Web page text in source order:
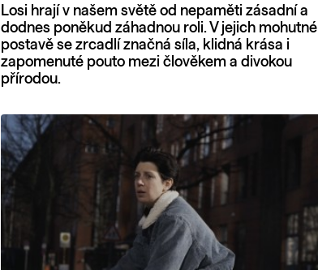
Losi hrají v našem světě od nepaměti zásadní a
dodnes poněkud záhadnou roli. V jejich mohutné
postavě se zrcadlí značná síla, klidná krása i
zapomenuté pouto mezi člověkem a divokou
přírodou.